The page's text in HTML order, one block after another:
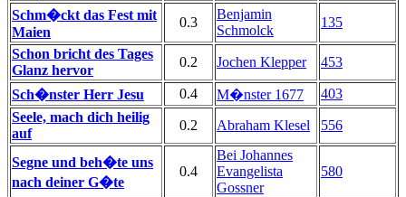
Schm�ckt das Fest mit
Maien
0.3
Benjamin
Schmolck
135
Schon bricht des Tages
Glanz hervor
0.2 Jochen Klepper 453
Sch�nster Herr Jesu 0.4 M�nster 1677
403
Seele, mach dich heilig
auf
0.2 Abraham Klesel 556
Segne und beh�te uns
nach deiner G�te
0.4
Bei Johannes
Evangelista
Gossner
580